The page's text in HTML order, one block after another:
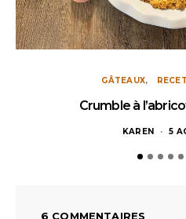
GÂTEAUX
Crumble à
KAREN 5
6 COMMENTAIRES